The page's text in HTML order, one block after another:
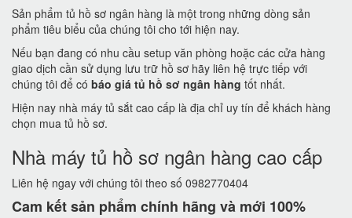
Sản phẩm tủ hồ sơ ngân hàng là một trong những dòng sản
phẩm tiêu biểu của chúng tôi cho tới hiện nay.
Nếu bạn đang có nhu cầu setup văn phòng hoặc các cửa hàng
giao dịch cần sử dụng lưu trữ hồ sơ hãy liên hệ trực tiếp với
chúng tôi để có báo giá tủ hồ sơ ngân hàng tốt nhất.
Hiện nay nhà máy tủ sắt cao cấp là địa chỉ uy tín để khách hàng
chọn mua tủ hồ sơ.
Nhà máy tủ hồ sơ ngân hàng cao cấp
Liên hệ ngay với chúng tôi theo số 0982770404
Cam kếtsản phẩm chính hãng và mới 100%